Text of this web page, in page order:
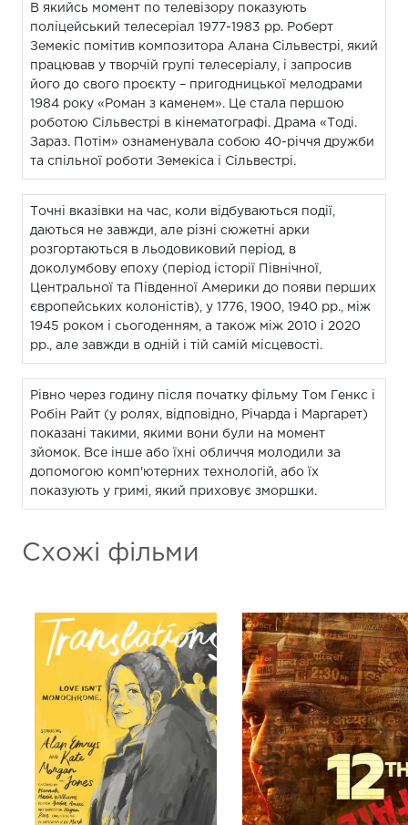
В якийсь момент по телевізору показують
поліцейський телесеріал 1977-1983 рр. Роберт
Земекіс помітив композитора Алана Сільвестрі, який
працював у творчій групі телесеріалу, і запросив
його до свого проєкту – пригодницької мелодрами
1984 року «Роман з каменем». Це стала першою
роботою Сільвестрі в кінематографі. Драма «Тоді.
Зараз. Потім» ознаменувала собою 40-річчя дружби
та спільної роботи Земекіса і Сільвестрі.
Точні вказівки на час, коли відбуваються події,
даються не завжди, але різні сюжетні арки
розгортаються в льодовиковий період, в
доколумбову епоху (період історії Північної,
Центральної та Південної Америки до появи перших
європейських колоністів), у 1776, 1900, 1940 рр., між
1945 роком і сьогоденням, а також між 2010 і 2020
рр., але завжди в одній і тій самій місцевості.
Рівно через годину після початку фільму Том Генкс і
Робін Райт (у ролях, відповідно, Річарда і Маргарет)
показані такими, якими вони були на момент
зйомок. Все інше або їхні обличчя молодили за
допомогою комп'ютерних технологій, або їх
показують у гримі, який приховує зморшки.
Схожі фільми